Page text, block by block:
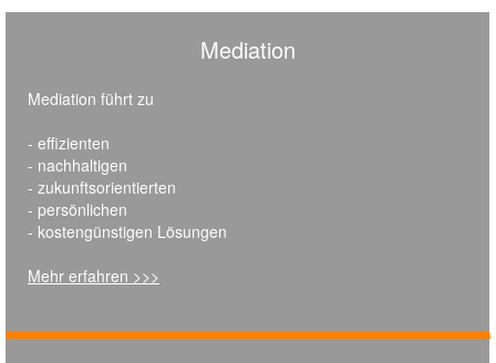
Mediation
Mediation führt zu
- effizienten
- nachhaltigen
- zukunftsorientierten
- persönlichen
- kostengünstigen Lösungen
Mehr erfahren >>>